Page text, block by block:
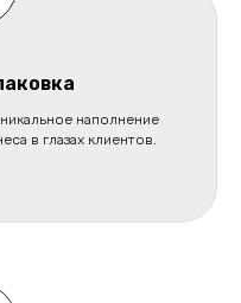
наполнение
в глазах клиентов.